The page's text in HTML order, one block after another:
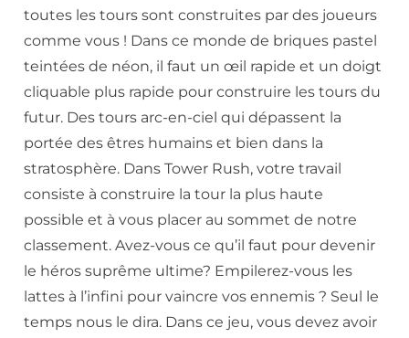
toutes les tours sont construites par des joueurs
comme vous ! Dans ce monde de briques pastel
teintées de néon, il faut un œil rapide et un doigt
cliquable plus rapide pour construire les tours du
futur. Des tours arc-en-ciel qui dépassent la
portée des êtres humains et bien dans la
stratosphère. Dans Tower Rush, votre travail
consiste à construire la tour la plus haute
possible et à vous placer au sommet de notre
classement. Avez-vous ce qu’il faut pour devenir
le héros suprême ultime? Empilerez-vous les
lattes à l’infini pour vaincre vos ennemis ? Seul le
temps nous le dira. Dans ce jeu, vous devez avoir